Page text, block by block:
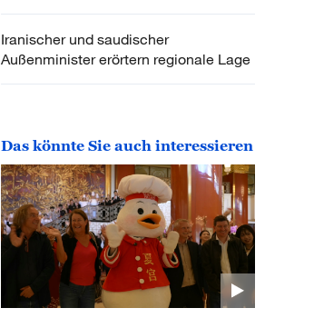
Iranischer und saudischer
Außenminister erörtern regionale Lage
Das könnte Sie auch interessieren